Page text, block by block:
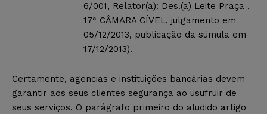
6/001, Relator(a): Des.(a) Leite Praça ,
17ª CÂMARA CÍVEL, julgamento em
05/12/2013, publicação da súmula em
17/12/2013).
Certamente, agencias e instituições bancárias devem
garantir aos seus clientes segurança ao usufruir de
seus serviços. O parágrafo primeiro do aludido artigo